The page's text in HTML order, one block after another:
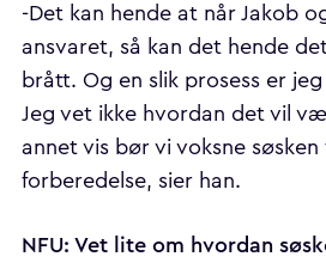
-Det kan hende at når Jakob
ansvaret, så kan det hende
brått. Og en slik prosess er
Jeg vet ikke hvordan det vil
annet vis bør vi voksne
forberedelse, sier han.
NFU: Vet lite om hvordan